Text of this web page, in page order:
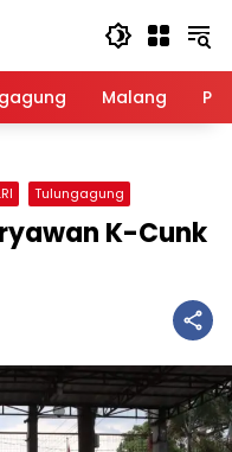
Malang
Tulungagung
K-Cunk